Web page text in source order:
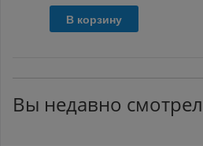
В корзину
Вы недавно